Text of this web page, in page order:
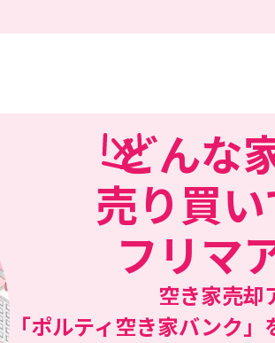
どんな
売り買
フリマ
空き家売却
「ポルティ空き家バンク